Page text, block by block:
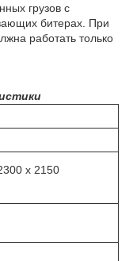
грузов с
битерах. При
работать только
х 2150